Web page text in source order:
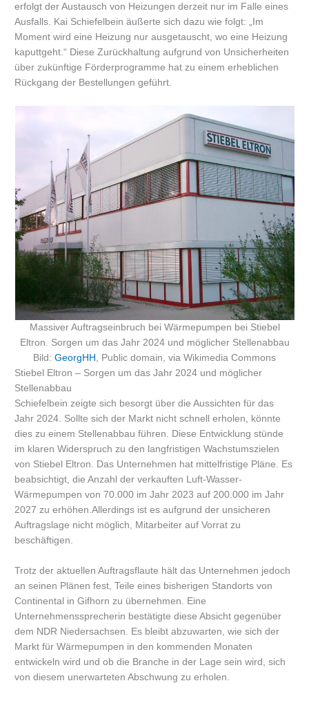
erfolgt der Austausch von Heizungen derzeit nur im Falle eines
Ausfalls. Kai Schiefelbein äußerte sich dazu wie folgt: „Im
Moment wird eine Heizung nur ausgetauscht, wo eine Heizung
kaputtgeht.“ Diese Zurückhaltung aufgrund von Unsicherheiten
über zukünftige Förderprogramme hat zu einem erheblichen
Rückgang der Bestellungen geführt.
Massiver Auftragseinbruch bei Wärmepumpen bei Stiebel
Eltron. Sorgen um das Jahr 2024 und möglicher Stellenabbau
Bild: GeorgHH , Public domain, via Wikimedia Commons
Stiebel Eltron – Sorgen um das Jahr 2024 und möglicher
Stellenabbau
Schiefelbein zeigte sich besorgt über die Aussichten für das
Jahr 2024. Sollte sich der Markt nicht schnell erholen, könnte
dies zu einem Stellenabbau führen. Diese Entwicklung stünde
im klaren Widerspruch zu den langfristigen Wachstumszielen
von Stiebel Eltron. Das Unternehmen hat mittelfristige Pläne. Es
beabsichtigt, die Anzahl der verkauften Luft-Wasser-
Wärmepumpen von 70.000 im Jahr 2023 auf 200.000 im Jahr
2027 zu erhöhen.Allerdings ist es aufgrund der unsicheren
Auftragslage nicht möglich, Mitarbeiter auf Vorrat zu
beschäftigen.
Trotz der aktuellen Auftragsflaute hält das Unternehmen jedoch
an seinen Plänen fest, Teile eines bisherigen Standorts von
Continental in Gifhorn zu übernehmen. Eine
Unternehmenssprecherin bestätigte diese Absicht gegenüber
dem NDR Niedersachsen. Es bleibt abzuwarten, wie sich der
Markt für Wärmepumpen in den kommenden Monaten
entwickeln wird und ob die Branche in der Lage sein wird, sich
von diesem unerwarteten Abschwung zu erholen.